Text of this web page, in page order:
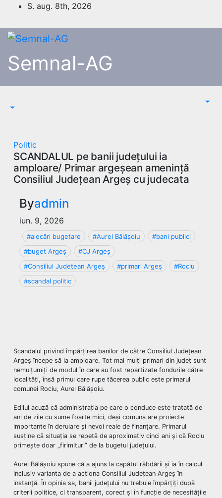
content
S. aug. 8th, 2026
Semnal-AG
Politic
SCANDALUL pe banii județului ia
amploare/ Primar argeșean amenință
Consiliul Județean Argeș cu judecata
Byadmin
iun. 9, 2026
#alocări bugetare #Aurel Bălășoiu
#bani publici
#buget Argeș
#CJ Argeș
#Consiliul Județean Argeș
#primari Argeș
#Rociu
#scandal politic
Scandalul privind împărțirea banilor de către Consiliul Județean
Argeș începe să ia amploare. Tot mai mulți primari din județ sunt
nemulțumiți de modul în care au fost repartizate fondurile către
localități, însă primul care rupe tăcerea public este primarul
comunei Rociu, Aurel Bălășoiu.
Edilul acuză că administrația pe care o conduce este tratată de
ani de zile cu sume foarte mici, deși comuna are proiecte
importante în derulare și nevoi reale de finanțare. Primarul
susține că situația se repetă de aproximativ cinci ani și că Rociu
primește doar „firimituri” de la bugetul județului.
Aurel Bălășoiu spune că a ajuns la capătul răbdării și ia în calcul
inclusiv varianta de a acționa Consiliul Județean Argeș în
instanță. În opinia sa, banii județului nu trebuie împărțiți după
criterii politice, ci transparent, corect și în funcție de necesitățile